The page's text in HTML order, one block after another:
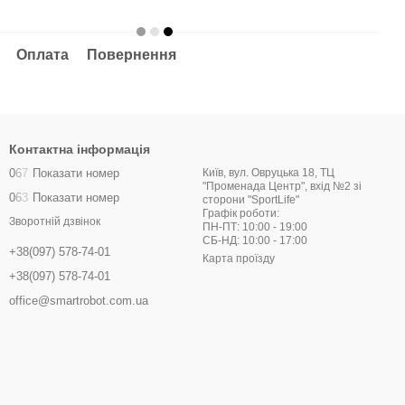
Оплата Повернення
Контактна інформація
067 Показати номер
063 Показати номер
Зворотній дзвінок
+38(097) 578-74-01
+38(097) 578-74-01
office@smartrobot.com.ua
Київ, вул. Овруцька 18, ТЦ
"Променада Центр", вхід №2 зі
сторони "SportLife"
Графік роботи:
ПН-ПТ: 10:00 - 19:00
СБ-НД: 10:00 - 17:00
Карта проїзду